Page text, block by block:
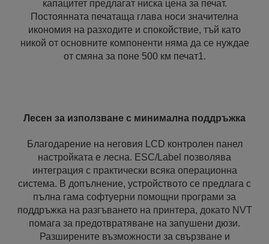
капацитет предлагат ниска цена за печат.
Постоянната печатаща глава носи значителна
икономия на разходите и спокойствие, тъй като
никой от основните компоненти няма да се нуждае
от смяна за поне 500 км печат1.
Лесен за използване с минимална поддръжка
Благодарение на неговия LCD контролен панел
настройката е лесна. ESC/Label позволява
интеграция с практически всяка операционна
система. В допълнение, устройството се предлага с
пълна гама софтуерни помощни програми за
поддръжка на разгъването на принтера, докато NVT
помага за предотвратяване на запушени дюзи.
Разширените възможности за свързване и